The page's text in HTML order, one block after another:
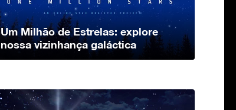
Um Milhão de Estrelas: explore
nossa vizinhança galáctica